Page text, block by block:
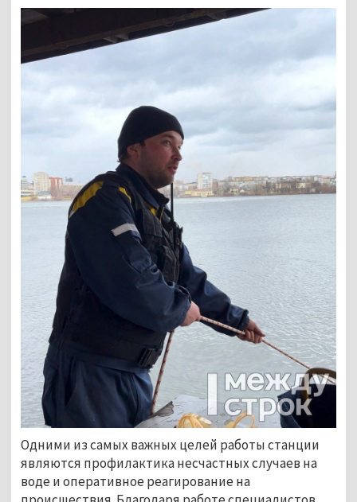
Одними из самых важных целей работы станции
являются профилактика несчастных случаев на
воде и оперативное реагирование на